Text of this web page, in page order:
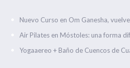
Nuevo Curso en Om Ganesha,
Air Pilates en Móstoles: una forma
Yogaaereo + Baño de Cuencos de